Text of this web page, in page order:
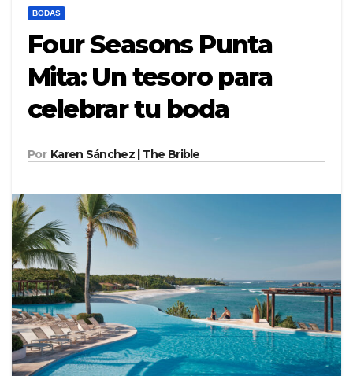
BODAS
Four Seasons Punta
Mita: Un tesoro para
celebrar tu boda
Por Karen Sánchez | The Brible